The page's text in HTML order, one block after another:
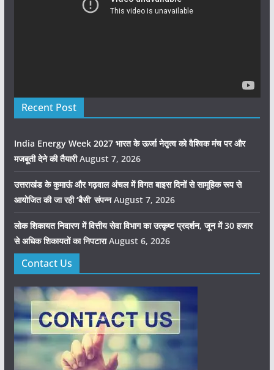
Recent Post
India Energy Week 2027 भारत के ऊर्जा नेतृत्व को वैश्विक मंच पर और
मजबूती देने की तैयारी August 7, 2026
उत्तराखंड के कुमाऊं और गढ़वाल अंचल में विगत बाइस दिनों से सामूहिक रूप से
आयोजित की जा रही ‘बैसी’ संपन्न August 7, 2026
लोक शिकायत निवारण में वित्तीय सेवा विभाग का उत्कृष्ट प्रदर्शन, जून में 30 हजार
से अधिक शिकायतों का निपटारा August 6, 2026
Contact Us